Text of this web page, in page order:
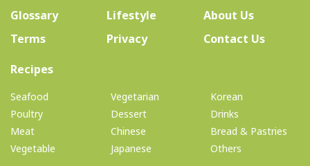
Glossary Lifestyle About Us(current)
Terms
Privacy
Contact Us
Recipes(current)
Seafood
Poultry
Meat
Vegetable
Vegetarian
Dessert
Chinese
Japanese
Korean
Drinks
Bread & Pastries
Others